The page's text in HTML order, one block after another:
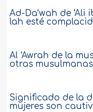
Ad-Da‘wah de
lah esté
Al ‘Awrah de la
otras musulmanas
Significado de la
mujeres son